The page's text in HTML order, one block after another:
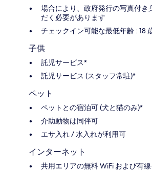
場合により、政府発行の写真付き
だく必要があります
チェックイン可能な最低年齢 : 18
子供
託児サービス*
託児サービス (スタッフ常駐)*
ペット
ペットとの宿泊可 (犬と猫のみ)*
介助動物は同伴可
エサ入れ / 水入れが利用可
インターネット
共用エリアの無料 WiFi および有